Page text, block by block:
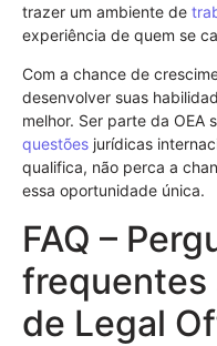
trazer um ambiente de
experiência de quem se
Com a chance de
desenvolver suas
melhor. Ser parte da OEA
questões jurídicas
qualifica, não perca a
essa oportunidade única.
FAQ –
frequentes
de Legal